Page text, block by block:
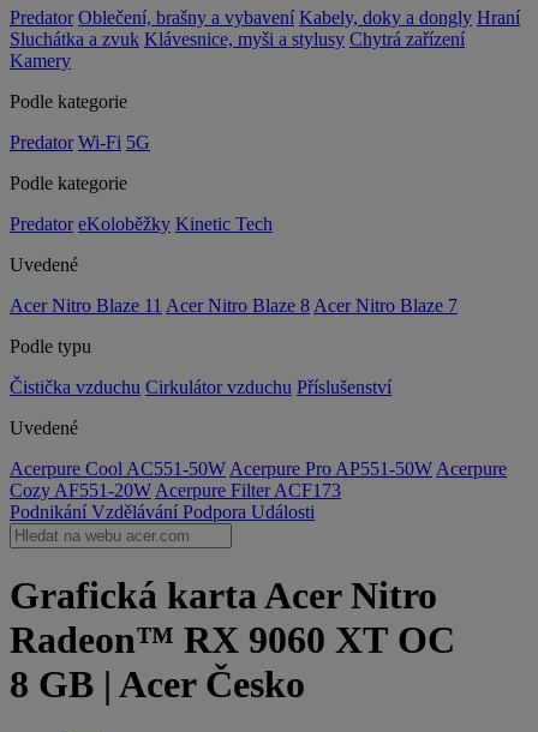
Predator Oblečení, brašny a vybavení Kabely, doky a dongly Hraní
Sluchátka a zvuk Klávesnice, myši a stylusy Chytrá zařízení
Kamery
Podle kategorie
Predator Wi-Fi 5G
Podle kategorie
Predator eKoloběžky Kinetic Tech
Uvedené
Acer Nitro Blaze 11 Acer Nitro Blaze 8 Acer Nitro Blaze 7
Podle typu
Čistička vzduchu Cirkulátor vzduchu Příslušenství
Uvedené
Acerpure Cool AC551-50W Acerpure Pro AP551-50W Acerpure
Cozy AF551-20W Acerpure Filter ACF173
Podnikání Vzdělávání Podpora Události
Grafická karta Acer Nitro
Radeon™ RX 9060 XT OC
8 GB | Acer Česko